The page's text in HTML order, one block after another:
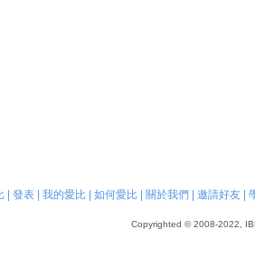
| 發表| 我的愛比| 如何愛比| 關於我們 邀請好友|
Copyrighted © 2008-2022,